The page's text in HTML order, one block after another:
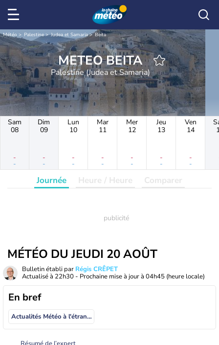
Météo Palestine Judea et Samaria Beita
METEO BEITA
Palestine (Judea et Samaria)
Sam
08
-
-
Dim
09
-
-
Lun
10
-
-
Mar
11
-
-
Mer
12
-
-
Jeu
13
-
-
Ven
14
-
-
Journée Heure / Heure Comparer
MÉTÉO DU JEUDI 20 AOÛT
Bulletin établi par Régis CRÊPET
Actualisé à 22h30 - Prochaine mise à jour à 04h45 (heure locale)
En bref
Actualités Météo à l'étranger